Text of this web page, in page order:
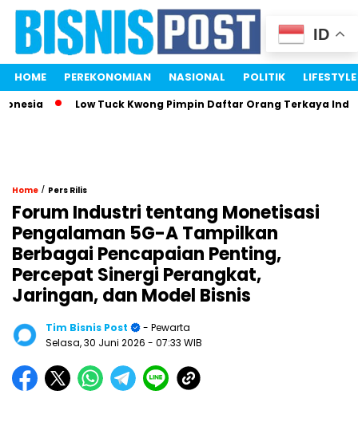
HOME PEREKONOMIAN NASIONAL POLITIK LIFESTYLE
Low Tuck Kwong Pimpin Daftar Orang Terkaya
Home / Pers Rilis
Forum Industri tentang Monetisasi
Pengalaman 5G-A Tampilkan
Berbagai Pencapaian Penting,
Percepat Sinergi Perangkat,
Jaringan, dan Model Bisnis
Tim Bisnis Post
- Pewarta
Selasa, 30 Juni 2026 - 07:33 WIB
ID